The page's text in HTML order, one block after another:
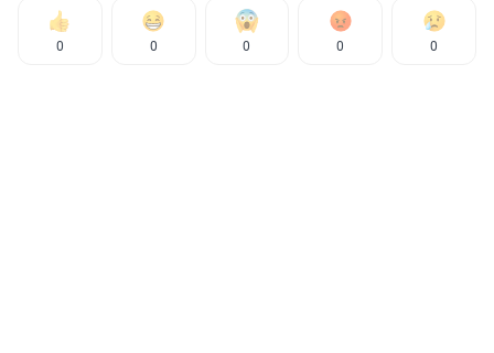
0 0 0 0 0